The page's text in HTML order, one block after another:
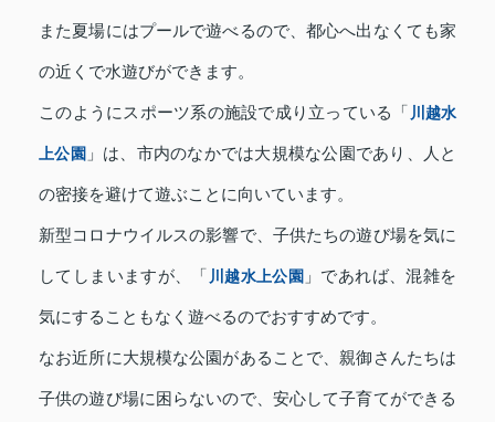
また夏場にはプールで遊べるので、都心へ出なくても家
の近くで水遊びができます。
このようにスポーツ系の施設で成り立っている「 川越水
上公園」は、市内のなかでは大規模な公園であり、人と
の密接を避けて遊ぶことに向いています。
新型コロナウイルスの影響で、子供たちの遊び場を気に
してしまいますが、「 川越水上公園 」であれば、混雑を
気にすることもなく遊べるのでおすすめです。
なお近所に大規模な公園があることで、親御さんたちは
子供の遊び場に困らないので、安心して子育てができる